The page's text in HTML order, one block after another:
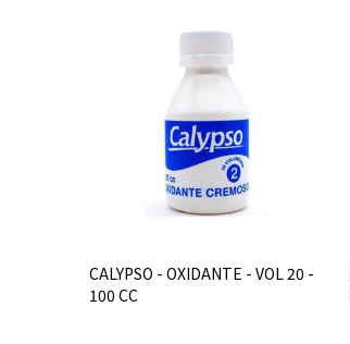
CALYPSO - OXIDANTE - VOL 20 -
100 CC